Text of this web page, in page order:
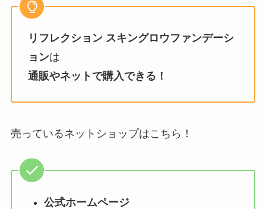
リフレクション スキングロウファンデーシ
ョンは
通販やネットで購入できる！
売っているネットショップはこちら！
公式ホームページ